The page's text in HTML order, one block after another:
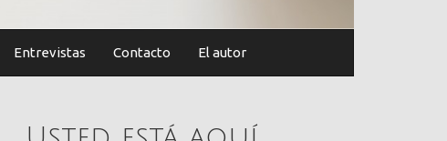
Entrevistas Contacto El autor